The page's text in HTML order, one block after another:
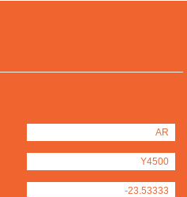
AR
Y4500
-23.53333